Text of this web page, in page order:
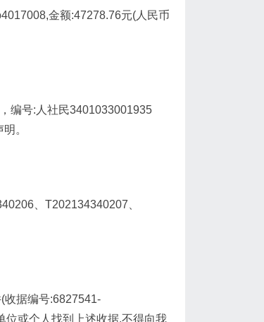
金额:47278.76元(人民币
编号:人社民3401033001935
。
、T202134340207、
收据编号:6827541-
位或个人找到上述收据,不得向我